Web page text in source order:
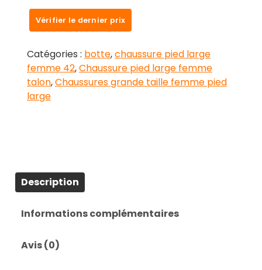
Vérifier le dernier prix
Catégories : botte,chaussure pied large
femme 42,Chaussure pied large femme
talon,Chaussures grande taille femme pied
large
Description
Informations complémentaires
Avis (0)